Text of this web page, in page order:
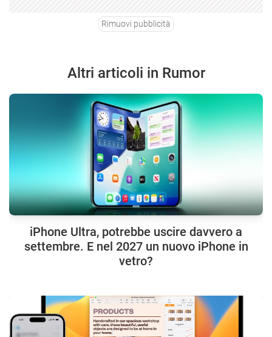
Rimuovi pubblicità
Altri articoli in Rumor
iPhone Ultra, potrebbe uscire davvero a
settembre. E nel 2027 un nuovo iPhone in
vetro?